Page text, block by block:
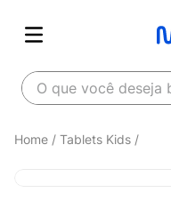
O que você deseja
Tablets Kids